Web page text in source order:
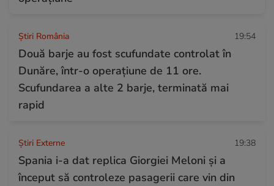
Știri România 19:54
Două barje au fost scufundate controlat în
Dunăre, într-o operațiune de 11 ore.
Scufundarea a alte 2 barje, terminată mai
rapid
Știri Externe 19:38
Spania i-a dat replica Giorgiei Meloni și a
început să controleze pasagerii care vin din